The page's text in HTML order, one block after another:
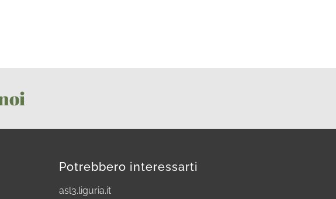
Potrebbero interessarti
asl3.liguria.it